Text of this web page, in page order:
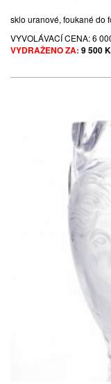
sklo uranové, foukané do
VYVOLÁVACÍ CENA:6
VYDRAŽENO ZA: 9 500